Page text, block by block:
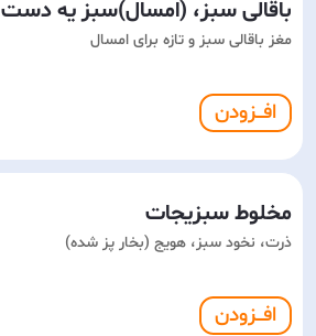
باقالی سبز، (امسال)سبز یه دست
مغز باقالی سبز و تازه برای امسال
افـــزودن
مخلوط سبزیجات
ذرت، نخود سبز، هویج (بخار پز شده)
افـــزودن